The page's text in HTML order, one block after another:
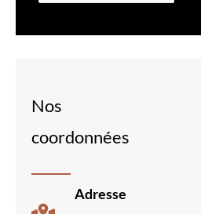
Nos
coordonnées
Adresse